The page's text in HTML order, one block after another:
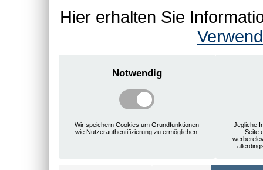
Hier erhalten Sie
Notwendig
Wir speichern Cookies um Grundfunktionen
wie Nutzerauthentifizierung zu ermöglichen.
Jegliche
Seite